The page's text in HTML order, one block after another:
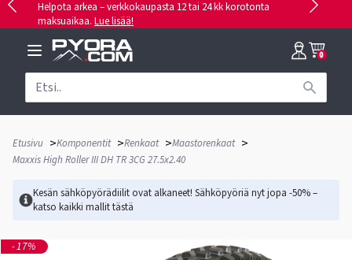
Helpota arkea – verkkokaupasta 12 tai 24 kk korotonta
maksuaikaa. Lue lisää!
0
Etusivu >Komponentit >Renkaat >Maastorenkaat >
Maxxis High Roller III DH TR 3CG 27.5x2.40
Kesän sähköpyörädiilit ovat alkaneet! Sähköpyöriä nyt jopa -50% –
katso kaikki mallittästä
-17%